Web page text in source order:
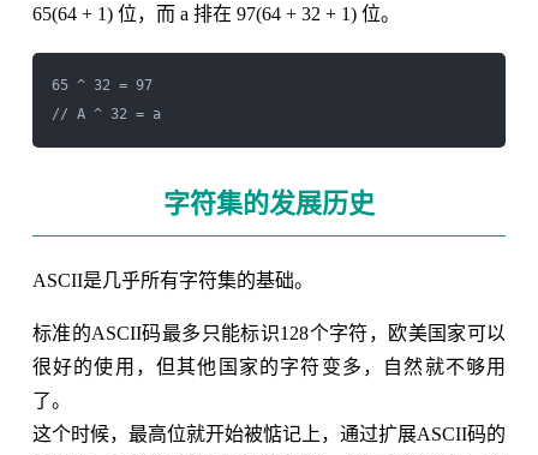
65(64 + 1) 位，而 a 排在 97(64 + 32 + 1) 位。
65 ^ 32 = 97
// A ^ 32 = a
字符集的发展历史
ASCII是几乎所有字符集的基础。
标准的ASCII码最多只能标识128个字符，欧美国家可以
很好的使用，但其他国家的字符变多，自然就不够用
了。
这个时候，最高位就开始被惦记上，通过扩展ASCII码的